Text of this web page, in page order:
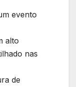
evento
alto
nas
de